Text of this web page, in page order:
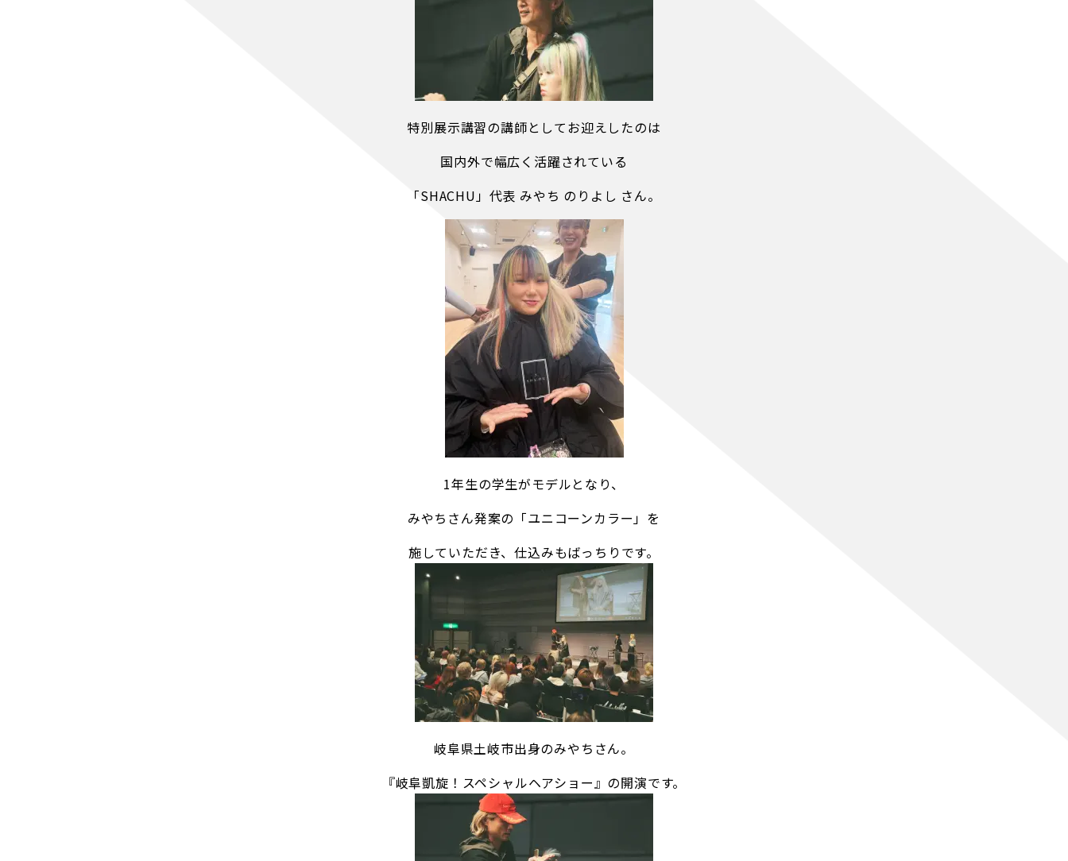
特別展示講習の講師としてお迎えしたのは
国内外で幅広く活躍されている
「SHACHU」代表 みやち のりよし さん。
1年生の学生がモデルとなり、
みやちさん発案の「ユニコーンカラー」を
施していただき、仕込みもばっちりです。
岐阜県土岐市出身のみやちさん。
『岐阜凱旋！スペシャルヘアショー』の開演です。